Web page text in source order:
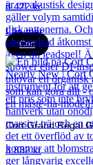
8 422kr
Läs mer
Cort
Cort Grand Regal
3 832kr